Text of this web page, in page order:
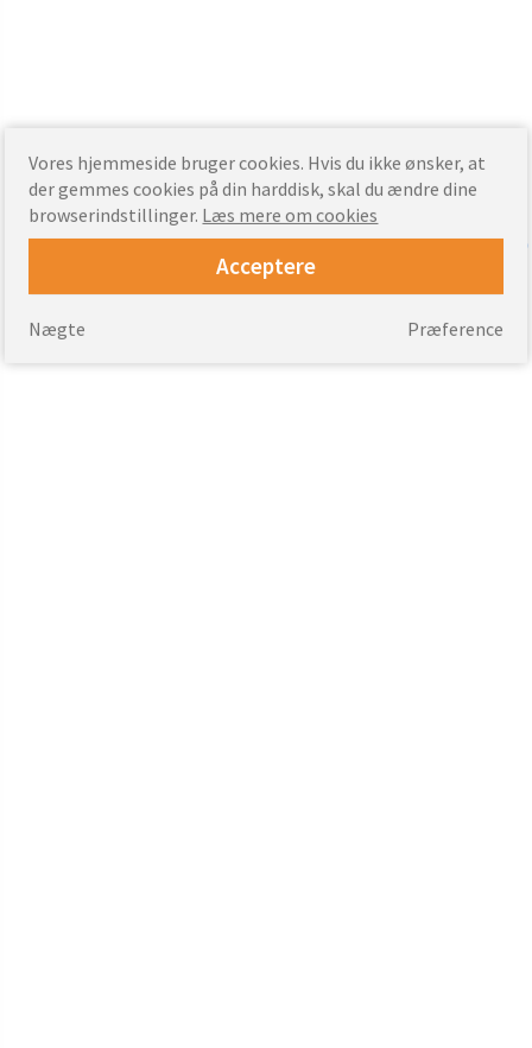
Vores hjemmeside bruger cookies. Hvis du ikke ønsker, at
der gemmes cookies på din harddisk, skal du ændre dine
browserindstillinger. Læs mere om cookies
Acceptere
Præference
Nægte